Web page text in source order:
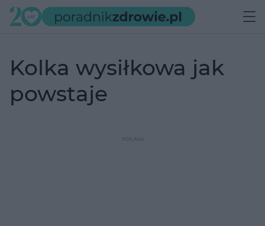
kolka wysiłkowa jak
powstaje